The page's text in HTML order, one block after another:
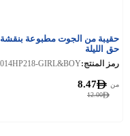
حقيبة من الجوت مطبوعة بنقشة
حق الليلة
رمز المنتج:
12.00
من 8.47